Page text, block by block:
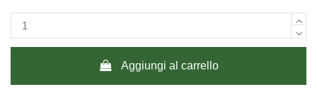
Aggiungi al carrello